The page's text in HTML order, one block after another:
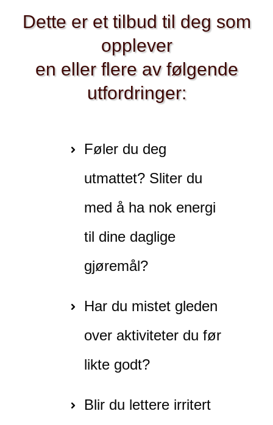
Dette er et tilbud til deg som
opplever
en eller flere av følgende
utfordringer:
Føler du deg
utmattet? Sliter du
med å ha nok energi
til dine daglige
gjøremål?
Har du mistet gleden
over aktiviteter du før
likte godt?
Blir du lettere irritert